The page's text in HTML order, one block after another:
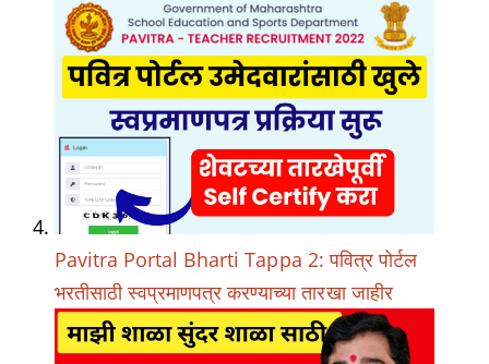
Pavitra Portal Bharti Tappa 2: पवित्र पोर्टल
भरतीसाठी स्वप्रमाणपत्र करण्याच्या तारखा जाहीर